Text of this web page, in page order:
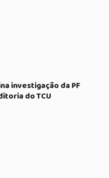
investigação da PF
do TCU